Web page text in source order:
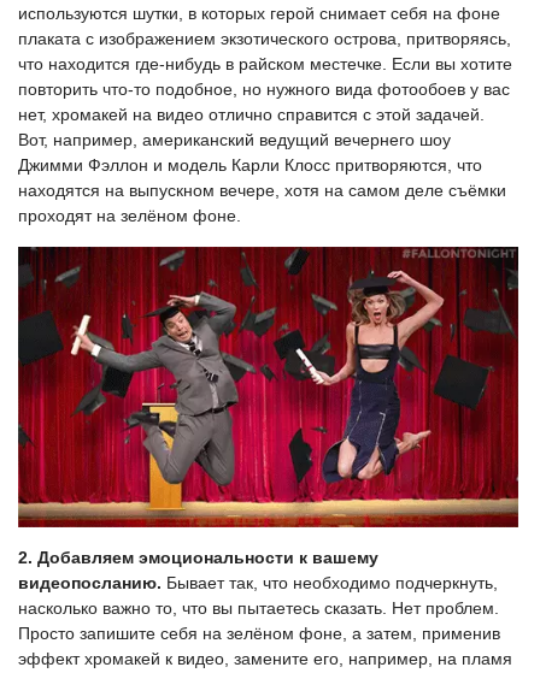
используются шутки, в которых герой снимает себя на фоне
плаката с изображением экзотического острова, притворяясь,
что находится где-нибудь в райском местечке. Если вы хотите
повторить что-то подобное, но нужного вида фотообоев у вас
нет, хромакей на видео отлично справится с этой задачей.
Вот, например, американский ведущий вечернего шоу
Джимми Фэллон и модель Карли Клосс притворяются, что
находятся на выпускном вечере, хотя на самом деле съёмки
проходят на зелёном фоне.
2. Добавляем эмоциональности к вашему
видеопосланию. Бывает так, что необходимо подчеркнуть,
насколько важно то, что вы пытаетесь сказать. Нет проблем.
Просто запишите себя на зелёном фоне, а затем, применив
эффект хромакей к видео, замените его, например, на пламя